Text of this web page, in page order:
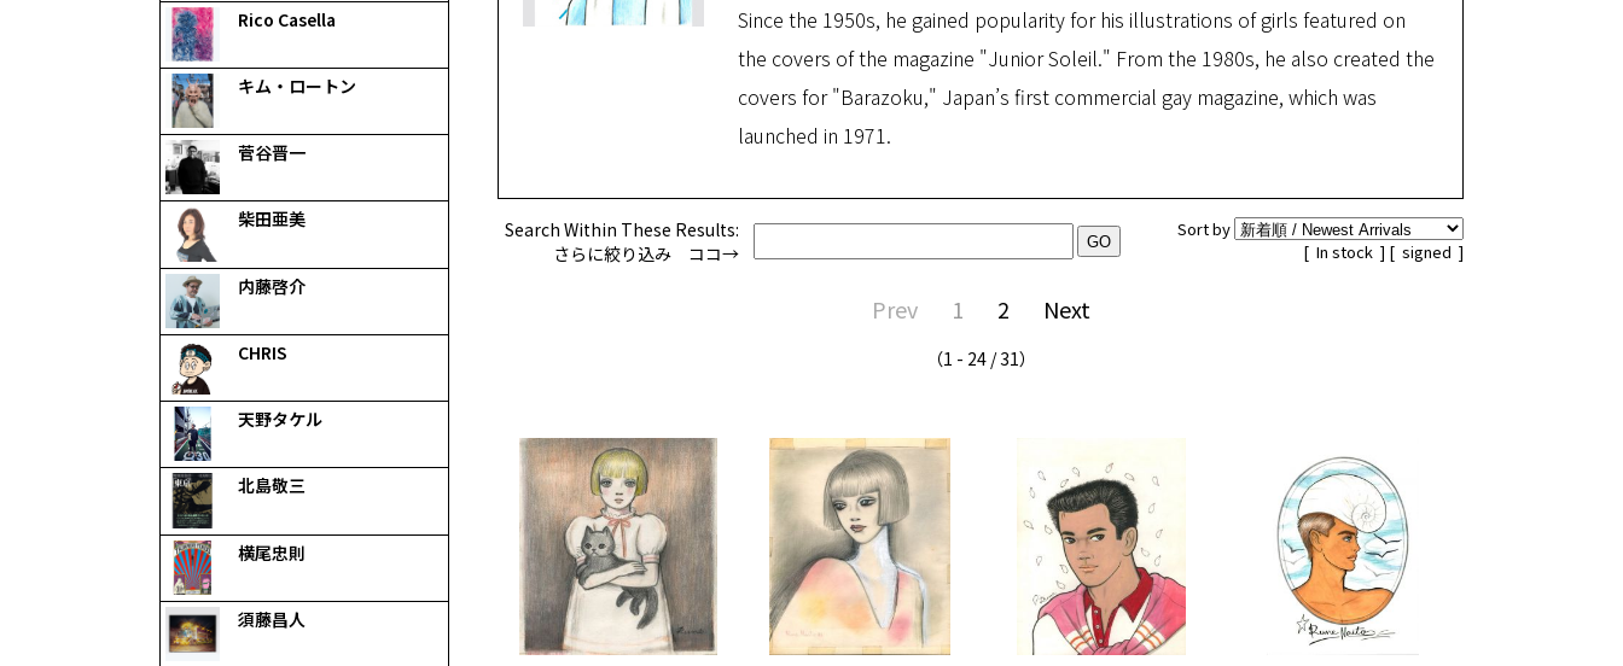
Since the 1950s, he gained popularity for his illustrations of girls featured on
the covers of the magazine "Junior Soleil." From the 1980s, he also created the
covers for "Barazoku," Japan’s first commercial gay magazine, which was
launched in 1971.
Search Within These Results:
さらに絞り込み ココ→
Sort by
[ In stock ] [ signed ]
Prev 1 2 Next
（1 - 24 / 31）
Rico Casella
キム・ロートン
菅谷晋一
柴田亜美
内藤啓介
CHRIS
天野タケル
北島敬三
横尾忠則
須藤昌人